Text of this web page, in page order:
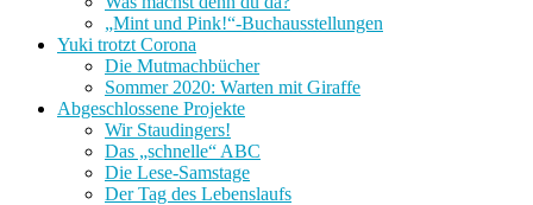
„Mint und Pink!“-Buchausstellungen
Yuki trotzt Corona
Die Mutmachbücher
Sommer 2020: Warten mit Giraffe
Abgeschlossene Projekte
Wir Staudingers!
Das „schnelle“ ABC
Die Lese-Samstage
Der Tag des Lebenslaufs